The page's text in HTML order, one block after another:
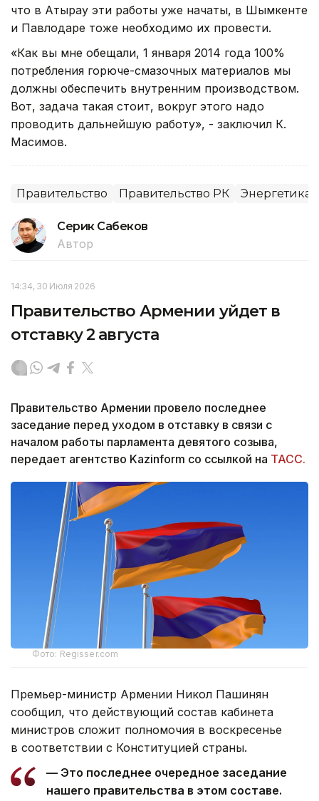
что в Атырау эти работы уже начаты, в Шымкенте
и Павлодаре тоже необходимо их провести.
«Как вы мне обещали, 1 января 2014 года 100%
потребления горюче-смазочных материалов мы
должны обеспечить внутренним производством.
Вот, задача такая стоит, вокруг этого надо
проводить дальнейшую работу», - заключил К.
Масимов.
Правительство Правительство РК Энергетика
Серик Сабеков
Автор
14:34, 30 Июля 2026
Правительство Армении уйдет в
отставку 2 августа
Правительство Армении провело последнее
заседание перед уходом в отставку в связи с
началом работы парламента девятого созыва,
передает агентство Kazinform со ссылкой на ТАСС.
Фото: Regisser.com
Премьер-министр Армении Никол Пашинян
сообщил, что действующий состав кабинета
министров сложит полномочия в воскресенье
в соответствии с Конституцией страны.
— Это последнее очередное заседание
нашего правительства в этом составе.